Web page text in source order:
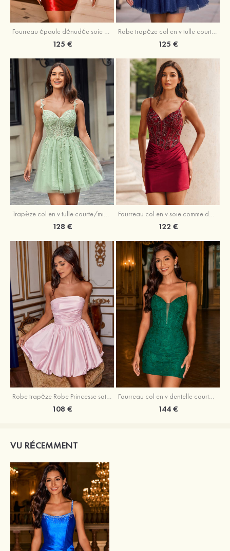
Fourreau épaule dénudée soie comme du satin courte/mini robe de fête de la rentrée
125 €
Robe trapèze col en v tulle courte/mini robe de fête de la rentrée avec poches paillettes
125 €
Trapèze col en v tulle courte/mini robe de fête de la rentrée avec perles
128 €
Fourreau col en v soie comme du satin courte/mini robe de fête de la rentrée avec paillettes
122 €
Robe trapèze Robe Princesse satin sans manches courte/mini robe de fête de la rentrée
108 €
Fourreau col en v dentelle courte/mini robe de fête de la rentré avec perles
144 €
VU RÉCEMMENT